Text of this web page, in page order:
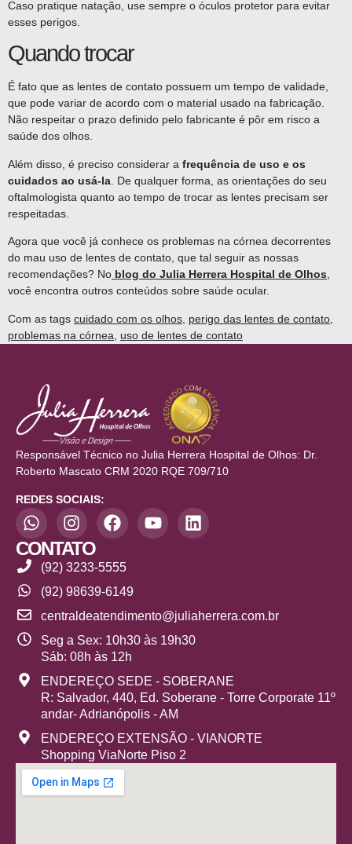
Caso pratique natação, use sempre o óculos protetor para evitar
esses perigos.
Quando trocar
É fato que as lentes de contato possuem um tempo de validade,
que pode variar de acordo com o material usado na fabricação.
Não respeitar o prazo definido pelo fabricante é pôr em risco a
saúde dos olhos.
Além disso, é preciso considerar a frequência de uso e os
cuidados ao usá-la . De qualquer forma, as orientações do seu
oftalmologista quanto ao tempo de trocar as lentes precisam ser
respeitadas.
Agora que você já conhece os problemas na córnea decorrentes
do mau uso de lentes de contato, que tal seguir as nossas
recomendações? No blog do Julia Herrera Hospital de Olhos
você encontra outros conteúdos sobre saúde ocular.
Com as tags cuidado com os olhos perigo das lentes de contato
problemas na córnea
uso de lentes de contato
Responsável Técnico no Julia Herrera Hospital de Olhos: Dr.
Roberto Mascato CRM 2020 RQE 709/710
REDES SOCIAIS:
CONTATO
(92) 3233-5555
(92) 98639-6149
centraldeatendimento@juliaherrera.com.br
Seg a Sex: 10h30 às 19h30
Sáb: 08h às 12h
ENDEREÇO SEDE - SOBERANE
R: Salvador, 440, Ed. Soberane - Torre Corporate 11º
andar- Adrianópolis - AM
ENDEREÇO EXTENSÃO - VIANORTE
Shopping ViaNorte Piso 2